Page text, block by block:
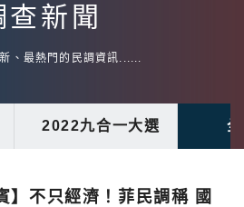
查新聞
、最熱門的民調資訊......
2022九合一大選
】不只經濟！菲民調稱 國